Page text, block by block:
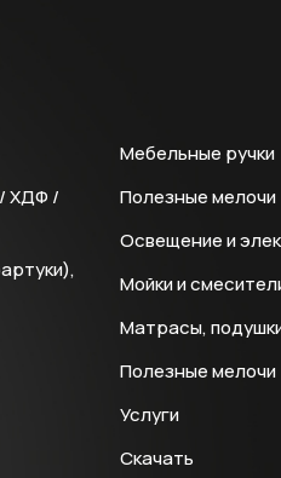
ХДФ /
Мебельные ручки
Полезные мелочи
Освещение и
Мойки и
Матрасы,
Полезные мелочи
Услуги
Скачать